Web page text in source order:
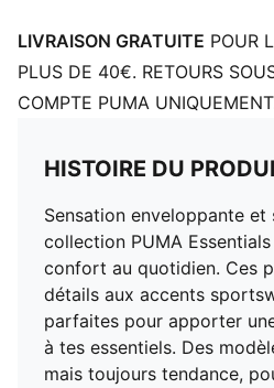
LIVRAISON GRATUITE POUR
PLUS DE 40€. RETOURS
COMPTE PUMA
HISTOIRE DU
Sensation enveloppante
collection PUMA
confort au quotidien. Ces
détails aux accents
parfaites pour apporter
à tes essentiels. Des
mais toujours tendance,